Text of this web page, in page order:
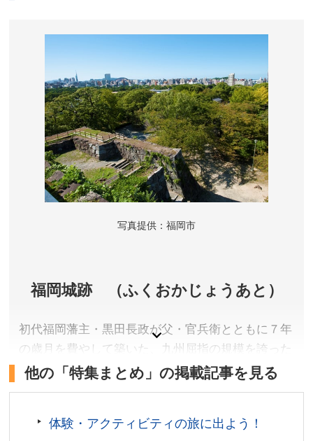
写真提供：福岡市
福岡城跡 （ふくおかじょうあと）
初代福岡藩主・黒田長政が父・官兵衛とともに７年
の歳月を費やして築いた、九州屈指の規模を誇った
名城。大天守台からは福岡市街を見渡せる素晴らし
福岡県福岡市
他の「特集まとめ」の掲載記事を見る
体験・アクティビティの旅に出よう！